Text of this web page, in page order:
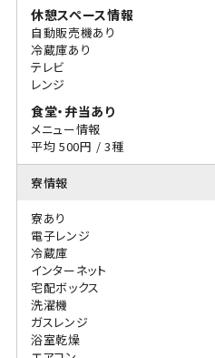
休憩スペース情報
自動販売機あり
冷蔵庫あり
テレビ
レンジ
食堂・弁当あり
メニュー情報
平均 500円 / 3種
寮情報
寮あり
電子レンジ
冷蔵庫
インターネット
宅配ボックス
洗濯機
ガスレンジ
浴室乾燥